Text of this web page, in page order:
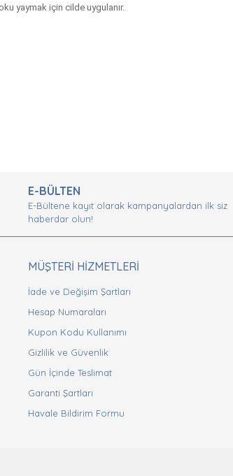
yaymak için cilde uygulanır.
E-BÜLTEN
E-Bültene kayıt olarak kampanyalardan ilk siz
haberdar olun!
MÜŞTERİ HİZMETLERİ
İade ve Değişim Şartları
Hesap Numaraları
Kupon Kodu Kullanımı
Gizlilik ve Güvenlik
Gün İçinde Teslimat
Garanti Şartları
Havale Bildirim Formu